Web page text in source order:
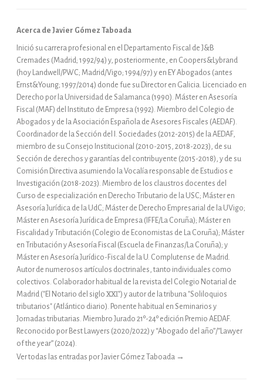
Acerca de Javier Gómez Taboada
Inició su carrera profesional en el Departamento Fiscal de J&B
Cremades (Madrid; 1992/94) y, posteriormente, en Coopers&Lybrand
(hoy Landwell/PWC; Madrid/Vigo; 1994/97) y en EY Abogados (antes
Ernst&Young; 1997/2014) donde fue su Director en Galicia. Licenciado en
Derecho por la Universidad de Salamanca (1990). Máster en Asesoría
Fiscal (MAF) del Instituto de Empresa (1992). Miembro del Colegio de
Abogados y de la Asociación Española de Asesores Fiscales (AEDAF).
Coordinador de la Sección del I. Sociedades (2012-2015) de la AEDAF,
miembro de su Consejo Institucional (2010-2015, 2018-2023), de su
Sección de derechos y garantías del contribuyente (2015-2018), y de su
Comisión Directiva asumiendo la Vocalía responsable de Estudios e
Investigación (2018-2023). Miembro de los claustros docentes del
Curso de especialización en Derecho Tributario de la USC; Máster en
Asesoría Jurídica de la UdC; Máster de Derecho Empresarial de la UVigo;
Máster en Asesoría Jurídica de Empresa (IFFE/La Coruña); Máster en
Fiscalidad y Tributación (Colegio de Economistas de La Coruña); Máster
en Tributación y Asesoría Fiscal (Escuela de Finanzas/La Coruña); y
Máster en Asesoría Jurídico-Fiscal de la U. Complutense de Madrid.
Autor de numerosos artículos doctrinales, tanto individuales como
colectivos. Colaborador habitual de la revista del Colegio Notarial de
Madrid ("El Notario del siglo XXI") y autor de la tribuna "Soliloquios
tributarios" (Atlántico diario). Ponente habitual en Seminarios y
Jornadas tributarias. Miembro Jurado 21º-24º edición Premio AEDAF.
Reconocido por Best Lawyers (2020/2022) y “Abogado del año”/”Lawyer
of the year” (2024).
Ver todas las entradas por Javier Gómez Taboada →